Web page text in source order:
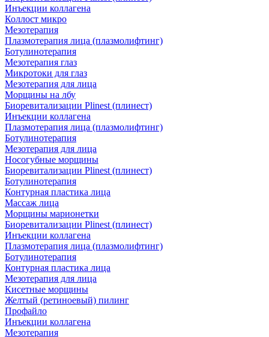
Инъекции коллагена
Коллост микро
Мезотерапия
Плазмотерапия лица (плазмолифтинг)
Ботулинотерапия
Мезотерапия глаз
Микротоки для глаз
Мезотерапия для лица
Морщины на лбу
Биоревитализации Plinest (плинест)
Инъекции коллагена
Плазмотерапия лица (плазмолифтинг)
Ботулинотерапия
Мезотерапия для лица
Носогубные морщины
Биоревитализации Plinest (плинест)
Ботулинотерапия
Контурная пластика лица
Массаж лица
Морщины марионетки
Биоревитализации Plinest (плинест)
Инъекции коллагена
Плазмотерапия лица (плазмолифтинг)
Ботулинотерапия
Контурная пластика лица
Мезотерапия для лица
Кисетные морщины
Желтый (ретиноевый) пилинг
Профайло
Инъекции коллагена
Мезотерапия